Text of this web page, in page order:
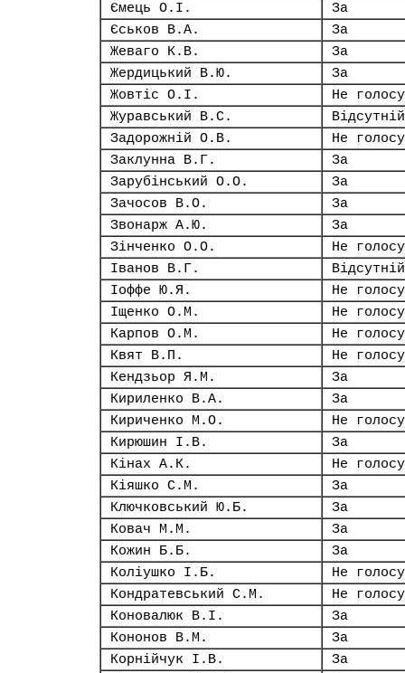
Ємець О.І.
За
Єськов В.А.
За
Жеваго К.В.
За
Жердицький В.Ю.
За
Жовтіс О.І.
Не
Журавський В.С.
Відсутній
Задорожній О.В.
Не
Заклунна В.Г.
За
Зарубінський О.О.
За
Зачосов В.О.
За
Звонарж А.Ю.
За
Зінченко О.О.
Не
Іванов В.Г.
Відсутній
Іоффе Ю.Я.
Не
Іщенко О.М.
Не
Карпов О.М.
Не
Квят В.П.
Не
Кендзьор Я.М.
За
Кириленко В.А.
За
Кириченко М.О.
Не
Кирюшин І.В.
За
Кінах А.К.
Не
Кіяшко С.М.
За
Ключковський Ю.Б.
За
Ковач М.М.
За
Кожин Б.Б.
За
Коліушко І.Б.
Не
Кондратевський С.М.
Не
Коновалюк В.І.
За
Кононов В.М.
За
Корнійчук І.В.
За